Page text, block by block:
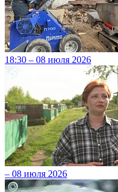
18:30 – 08 июля 2026
– 08 июля 2026